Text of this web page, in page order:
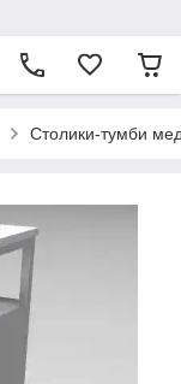
Столики-тумби